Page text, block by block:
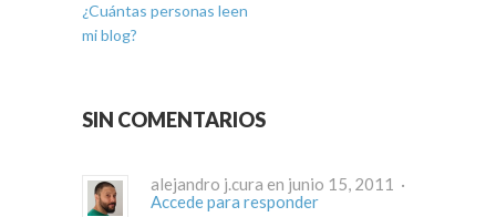
¿Cuántas personas leen
mi blog?
SIN COMENTARIOS
alejandro j.cura en junio 15, 2011 ·
Accede para responder